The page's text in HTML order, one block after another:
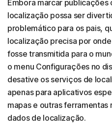
Embora marcar publicações
localização possa ser
problemático para os pais,
localização precisa por
fosse transmitida para o
o menu Configurações no
desative os serviços de
apenas para aplicativos
mapas e outras
dados de localização.